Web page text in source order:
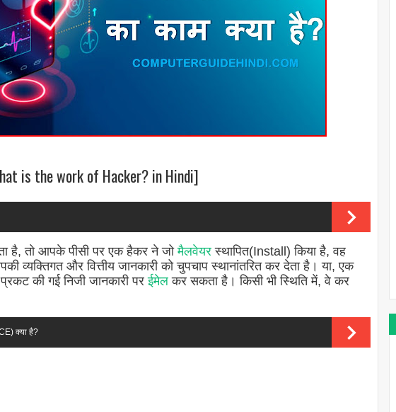
is the work of Hacker? in Hindi]
है, तो आपके पीसी पर एक हैकर ने जोमैलवेयर स्थापित(Install) किया है, वह
व्यक्तिगत और वित्तीय जानकारी को चुपचाप स्थानांतरित कर देता है। या, एक
की गई निजी जानकारी परईमेल कर सकता है। किसी भी स्थिति में, वे कर
क्या है?